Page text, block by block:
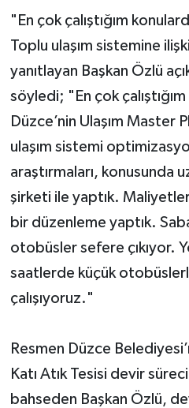
"En çok çalıştığım
Toplu ulaşım sistemine
yanıtlayan Başkan Özlü
söyledi; "En çok
Düzce’nin Ulaşım Master
ulaşım sistemi
araştırmaları, konusunda
şirketi ile yaptık.
bir düzenleme yaptık.
otobüsler sefere çıkıyor.
saatlerde küçük
çalışıyoruz."
Resmen Düzce
Katı Atık Tesisi devir
bahseden Başkan Özlü,